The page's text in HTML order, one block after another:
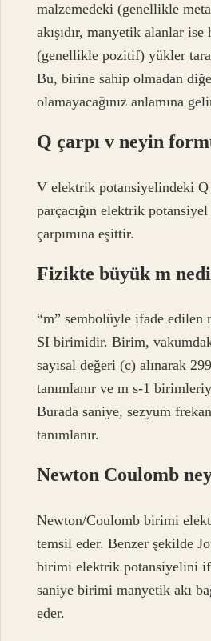
malzemedeki (genellikle
akışıdır, manyetik alanlar ise
(genellikle pozitif) yükler
Bu, birine sahip olmadan
olamayacağınız anlamına
Q çarpı v neyin
V elektrik potansiyelindeki
parçacığın elektrik
çarpımına eşittir.
Fizikte büyük m
“m” sembolüyle ifade edilen
SI birimidir. Birim, vakumdaki
sayısal değeri (c) alınarak
tanımlanır ve m s-1
Burada saniye, sezyum
tanımlanır.
Newton Coulomb
Newton/Coulomb birimi
temsil eder. Benzer şekilde
birimi elektrik potansiyelini
saniye birimi manyetik akı
eder.